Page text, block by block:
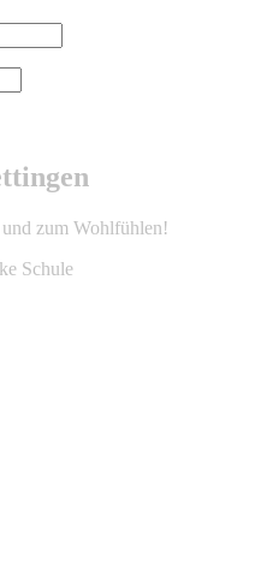
zum Wohlfühlen!
Schule